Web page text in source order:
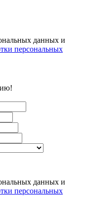
данных и
персональных
данных и
персональных